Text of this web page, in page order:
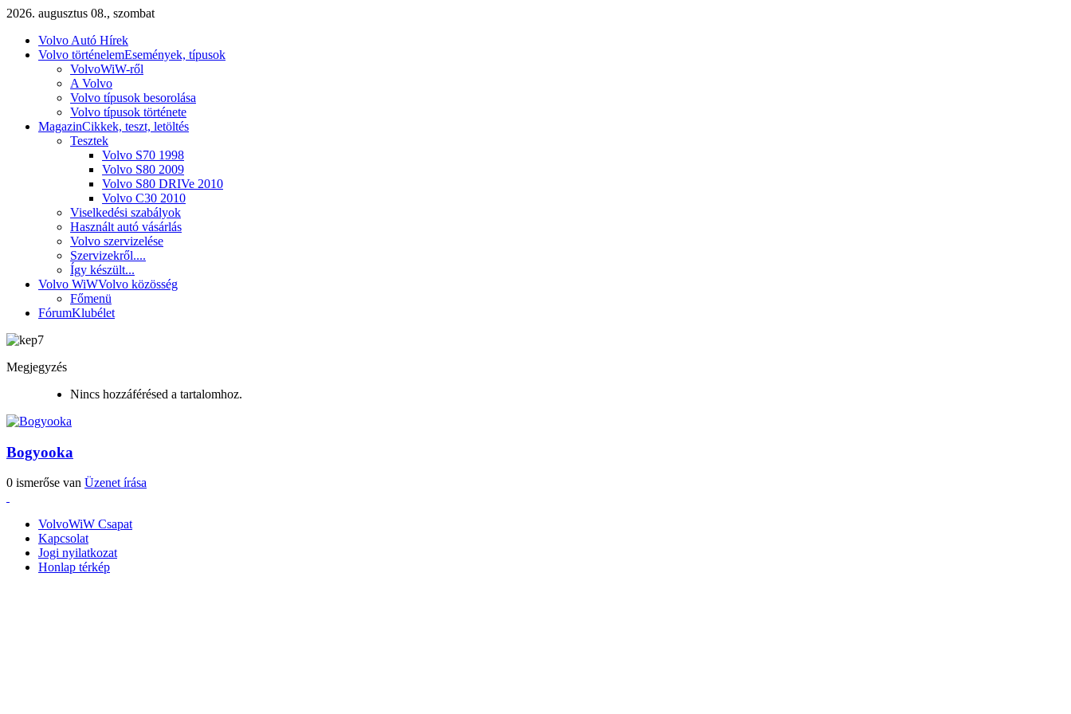
2026. augusztus 08., szombat
Volvo Autó Hírek
Volvo történelemEsemények, típusok
VolvoWiW-ről
A Volvo
Volvo típusok besorolása
Volvo típusok története
MagazinCikkek, teszt, letöltés
Tesztek
Volvo S70 1998
Volvo S80 2009
Volvo S80 DRIVe 2010
Volvo C30 2010
Viselkedési szabályok
Használt autó vásárlás
Volvo szervizelése
Szervizekről....
Így készült...
Volvo WiWVolvo közösség
Főmenü
FórumKlubélet
Megjegyzés
Nincs hozzáférésed a tartalomhoz.
Bogyooka
0 ismerőse van Üzenet írása
VolvoWiW Csapat
Kapcsolat
Jogi nyilatkozat
Honlap térkép